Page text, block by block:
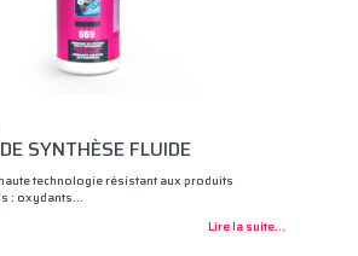
SYNTHÈSE FLUIDE
technologie résistant aux produits
: oxydants…
Lire la suite...